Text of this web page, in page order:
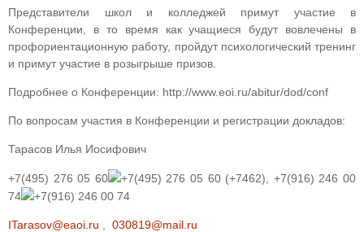
Представители школ и колледжей примут участие в
Конференции, в то время как учащиеся будут вовлечены в
профориентационную работу, пройдут психологический тренинг
и примут участие в розыгрыше призов.
Подробнее о Конференции: http://www.eoi.ru/abitur/dod/conf
По вопросам участия в Конференции и регистрации докладов:
Тарасов Илья Иосифович
+7(495) 276 05 60 +7(495) 276 05 60 (+7462), +7(916) 246 00
74
+7(916) 246 00 74
ITarasov@eaoi.ru 030819@mail.ru